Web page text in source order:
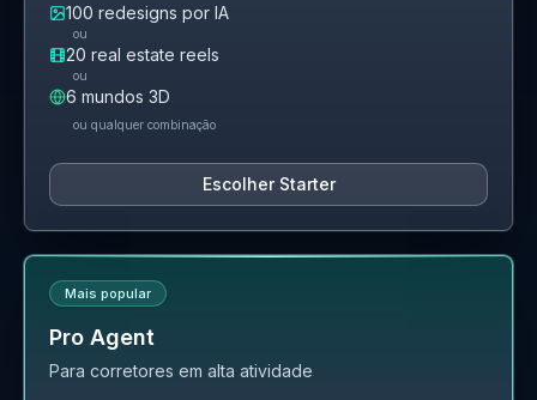
100 redesigns por IA
ou
20 real estate reels
ou
6 mundos 3D
ou qualquer combinação
Escolher Starter
Mais popular
Pro Agent
Para corretores em alta atividade